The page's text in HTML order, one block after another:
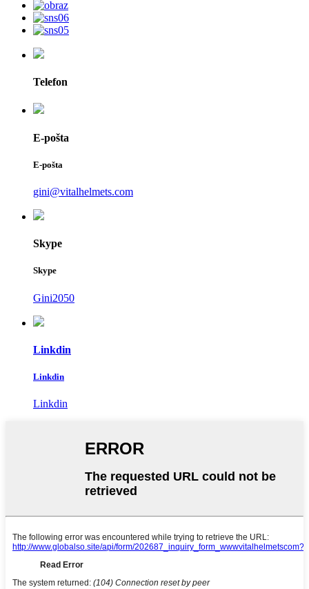
Telefon
E-pošta
E-pošta
gini@vitalhelmets.com
Skype
Skype
Gini2050
Linkdin
Linkdin
Linkdin